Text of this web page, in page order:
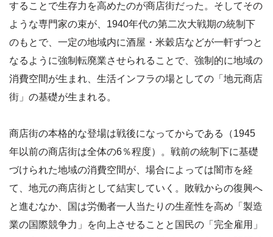
することで生存力を高めたのが商店街だった。そしてその
ような専門家の束が、1940年代の第二次大戦期の統制下
のもとで、一定の地域内に酒屋・米穀店などが一軒ずつと
なるように強制転廃業させられることで、強制的に地域の
消費空間が生まれ、生活インフラの場としての「地元商店
街」の基礎が生まれる。
商店街の本格的な登場は戦後になってからである（1945
年以前の商店街は全体の6％程度）。戦前の統制下に基礎
づけられた地域の消費空間が、場合によっては闇市を経
て、地元の商店街として結実していく。敗戦からの復興へ
と進むなか、国は労働者一人当たりの生産性を高め「製造
業の国際競争力」を向上させることと国民の「完全雇用」